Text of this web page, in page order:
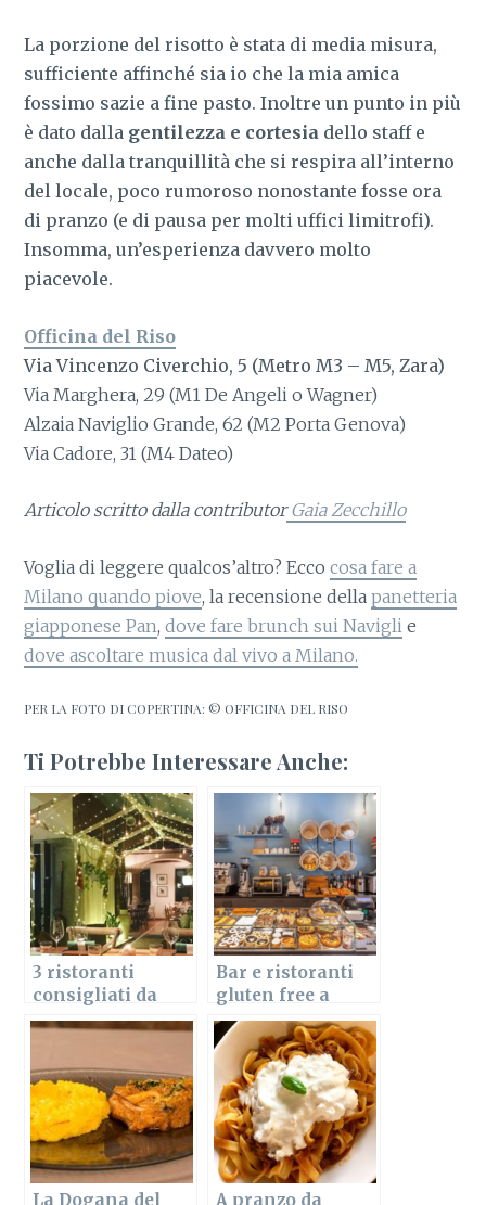
La porzione del risotto è stata di media misura,
sufficiente affinché sia io che la mia amica
fossimo sazie a fine pasto.Inoltre un punto in più
è dato dalla gentilezza e cortesia dello staff e
anche dalla tranquillità che si respira all’interno
del locale, poco rumoroso nonostante fosse ora
di pranzo (e di pausa per molti uffici limitrofi).
Insomma, un’esperienza davvero molto
piacevole.
Officina del Riso
Via Vincenzo Civerchio, 5 (Metro M3 – M5, Zara)
Via Marghera, 29 (M1 De Angeli o Wagner)
Alzaia Naviglio Grande, 62 (M2 Porta Genova)
Via Cadore, 31 (M4 Dateo)
Articolo scritto dalla contributorGaia Zecchillo
Voglia di leggere qualcos’altro? Eccocosa fare a
Milano quando piove, la recensione dellapanetteria
giapponese Pan,dove fare brunch sui Navigli e
dove ascoltare musica dal vivo a Milano.
PER LA FOTO DI COPERTINA: © OFFICINA DEL RISO
Ti Potrebbe Interessare Anche:
3 ristoranti
consigliati da
una pugliese a
Bar e ristoranti
gluten free a
Milano
La Dogana del A pranzo da